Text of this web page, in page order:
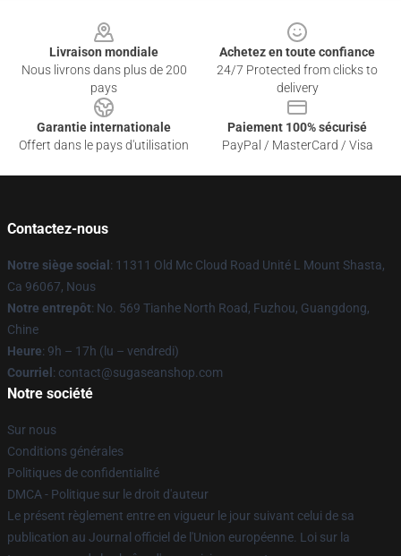
Livraison mondiale
Nous livrons dans plus de 200
pays
Achetez en toute confiance
24/7 Protected from clicks to
delivery
Garantie internationale
Offert dans le pays d'utilisation
Paiement 100% sécurisé
PayPal / MasterCard / Visa
Contactez-nous
Notre siège social : 11311 Old Mc Cloud Road Unité L Mount Shasta,
Ca 96067, Nous
Notre entrepôt: No. 569 Tianhe North Road, Fuzhou, Guangdong,
Chine
Heure: 9h – 17h (lu – vendredi)
Courriel : contact@sugaseanshop.com
Notre société
Sur nous
Conditions générales
Politiques de confidentialité
DMCA - Politique sur le droit d'auteur
Le présent règlement entre en vigueur le jour suivant celui de sa
publication au Journal officiel de l'Union européenne. Loi sur la